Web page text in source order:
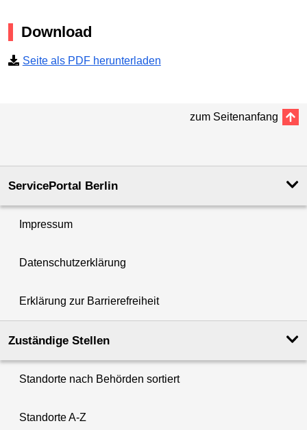
Download
Seite als PDF herunterladen
zum Seitenanfang
ServicePortal Berlin
Impressum
Datenschutzerklärung
Erklärung zur Barrierefreiheit
Zuständige Stellen
Standorte nach Behörden sortiert
Standorte A-Z